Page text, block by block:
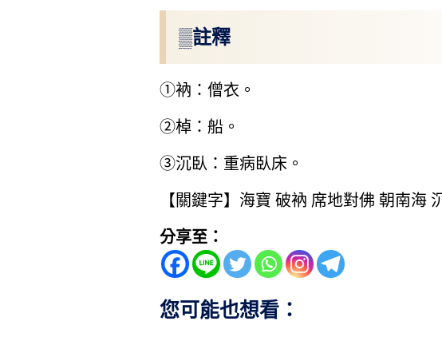
▒註釋
①衲：僧衣。
②棹：船。
③沉臥：重病臥床。
【關鍵字】海寶 破衲 席地對佛 朝南海
分享至：
您可能也想看：